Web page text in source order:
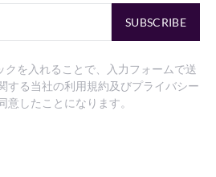
SUBSCRIBE
クを入れることで、入力フォームで送
する当社の利用規約及びプライバシー
意したことになります。